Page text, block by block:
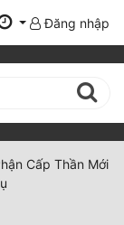
Đăng nhập
Cấp Thần Mới